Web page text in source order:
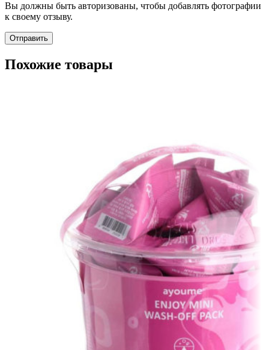
Вы должны быть авторизованы, чтобы добавлять фотографии
к своему отзыву.
Похожие товары